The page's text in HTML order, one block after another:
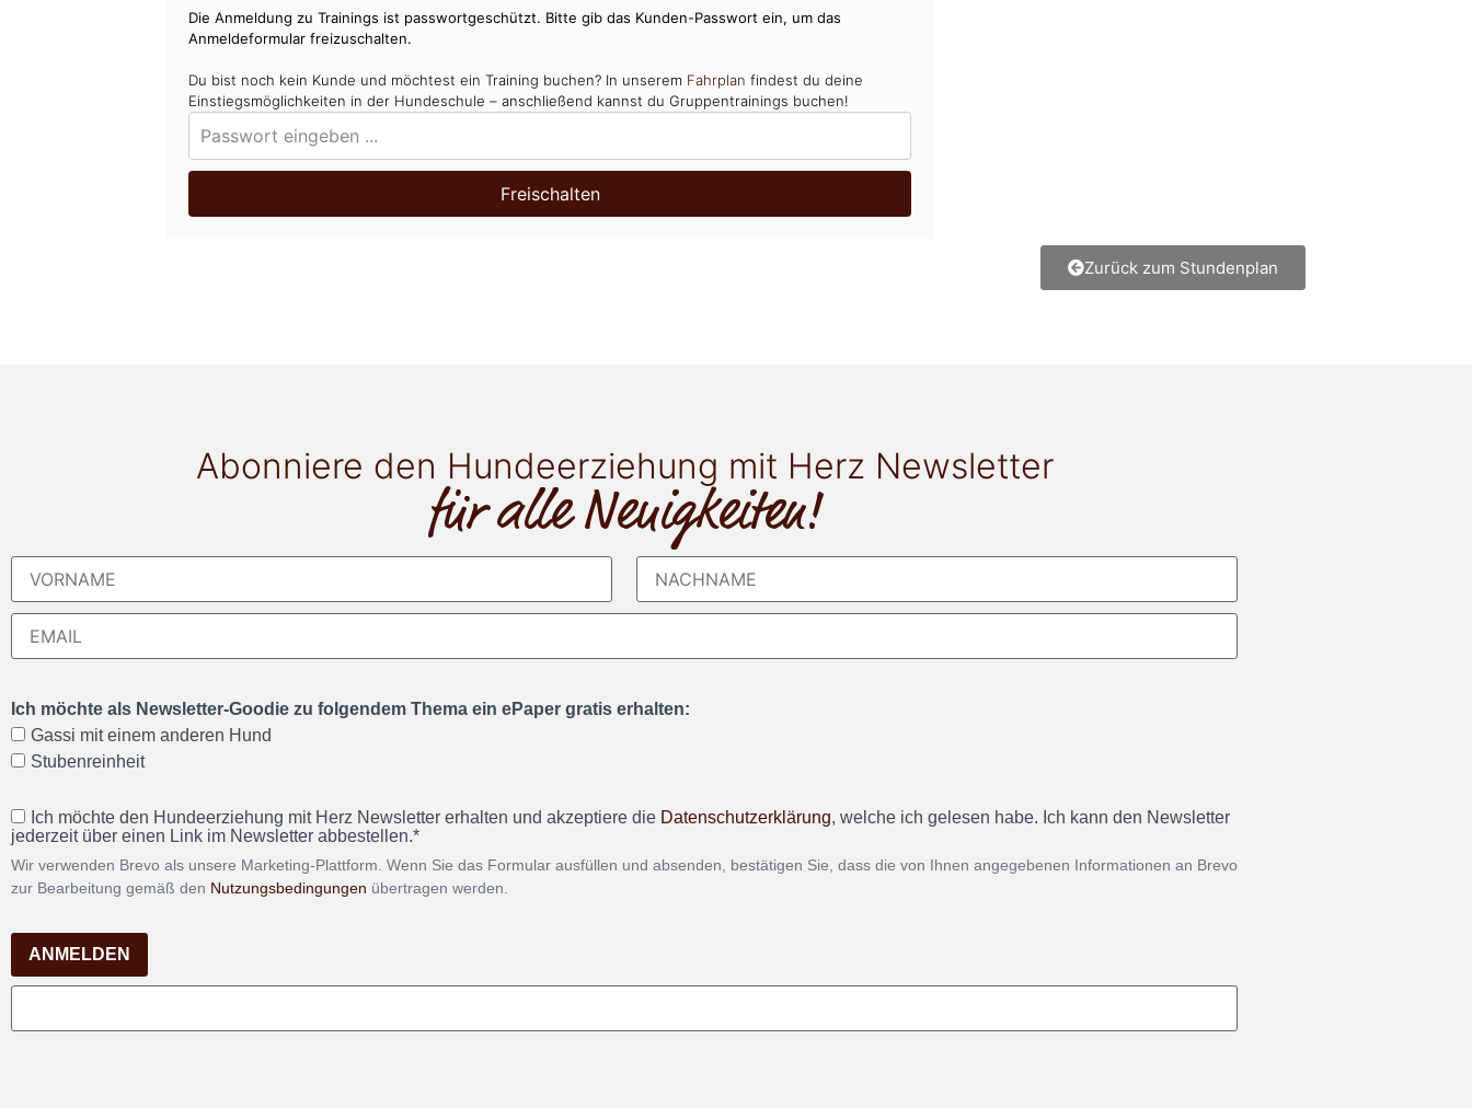
Die Anmeldung zu Trainings ist passwortgeschützt. Bitte gib das Kunden-Passwort ein, um das
Anmeldeformular freizuschalten.
Du bist noch kein Kunde und möchtest ein Training buchen? In unserem Fahrplan findest du deine
Einstiegsmöglichkeiten in der Hundeschule – anschließend kannst du Gruppentrainings buchen!
Freischalten
Zurück zum Stundenplan
Abonniere den Hundeerziehung mit Herz Newsletter
für alle Neuigkeiten!
Ich möchte als Newsletter-Goodie zu folgendem Thema ein ePaper gratis erhalten:
Gassi mit einem anderen Hund
Stubenreinheit
Ich möchte den Hundeerziehung mit Herz Newsletter erhalten und akzeptiere die Datenschutzerklärung, welche ich gelesen habe. Ich kann den Newsletter
jederzeit über einen Link im Newsletter abbestellen.*
Wir verwenden Brevo als unsere Marketing-Plattform. Wenn Sie das Formular ausfüllen und absenden, bestätigen Sie, dass die von Ihnen angegebenen Informationen an Brevo
zur Bearbeitung gemäß den Nutzungsbedingungen übertragen werden.
ANMELDEN